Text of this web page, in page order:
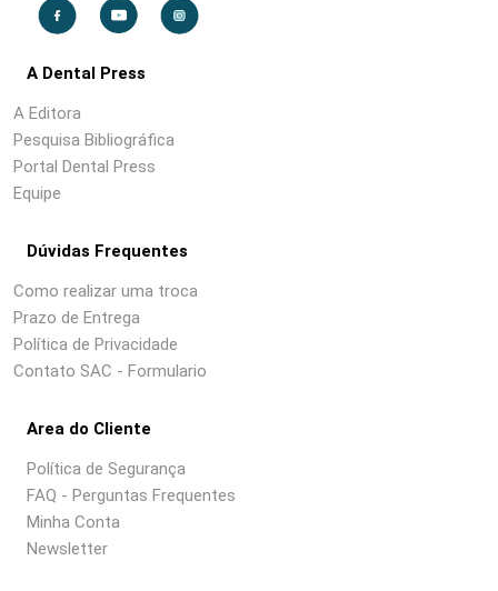
A Dental Press
A Editora
Pesquisa Bibliográfica
Portal Dental Press
Equipe
Dúvidas Frequentes
Como realizar uma troca
Prazo de Entrega
Política de Privacidade
Contato SAC - Formulario
Area do Cliente
Política de Segurança
FAQ - Perguntas Frequentes
Minha Conta
Newsletter